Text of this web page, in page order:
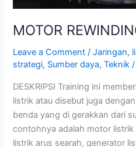
MOTOR
Leave a Comment /Jaringan,
strategi, Sumber daya,Teknik
DESKRIPSI Training ini
listrik atau disebut juga
benda yang di gerakkan dari
contohnya adalah motor
listrik arus searah, generator